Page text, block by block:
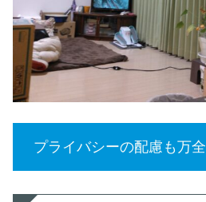
プライバシーの配慮も万全